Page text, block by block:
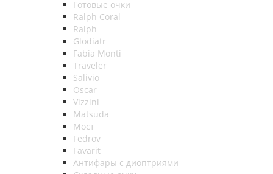
Готовые очки
Ralph Coral
Ralph
Glodiatr
Fabia Monti
Traveler
Salivio
Oscar
Vizzini
Matsuda
Мост
Fedrov
Favarit
Антифары с диоптриями